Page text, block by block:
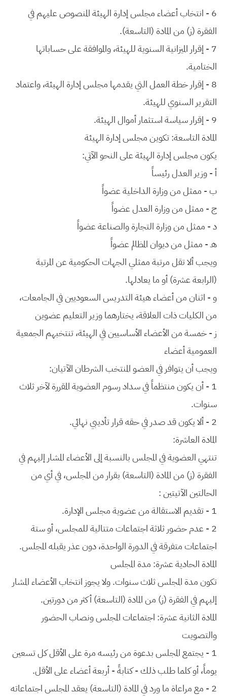
6 - انتخاب أعضاء مجلس إدارة الهيئة المنصوص عليهم في
الفقرة (ز) من المادة (التاسعة).
7 - إقرار الميزانية السنوية للهيئة، والموافقة على حساباتها
الختامية.
8 - إقرار خطة العمل التي يقدمها مجلس إدارة الهيئة، واعتماد
التقرير السنوي للهيئة.
9 - إقرار سياسة استثمار أموال الهيئة.
المادة التاسعة: تكوين مجلس إدارة الهيئة
يكون مجلس إدارة الهيئة على النحو الآتي:
أ - وزير العدلرئيساً
ب - ممثل من وزارة الداخليةعضواً
ج - ممثل من وزارة العدلعضواً
د - ممثل من وزارة التجارة والصناعةعضواً
هـ - ممثل من ديوان المظالم عضواً
ويجب ألا تقل مرتبة ممثلي الجهات الحكومية عن المرتبة
(الرابعة عشرة) أو ما يعادلها.
و - اثنان من أعضاء هيئة التدريس السعوديين في الجامعات،
من الكليات ذات العلاقة، يختارهما وزير التعليم عضوين
ز - خمسة من الأعضاء الأساسيين في الهيئة، تنتخبهم الجمعية
العموميةأعضاء
ويجب أن يتوافر في العضو المنتخب الشرطان الآتيان:
1 - أن يكون منتظماً في سداد رسوم العضوية المقررة لآخر ثلاث
سنوات.
2 - ألا يكون قد صدر في حقه قرار تأديبي نهائي.
المادة العاشرة:
تنتهي العضوية في المجلس بالنسبة إلى الأعضاء المشار إليهم في
الفقرة (ز) من المادة (التاسعة) بقرار من المجلس، في أي من
الحالتين الآتيتين :
1 - تقديم الاستقالة من عضوية مجلس الإدارة.
2 - عدم حضور ثلاثة اجتماعات متتالية للمجلس، أو ستة
اجتماعات متفرقة في الدورة الواحدة، دون عذر يقبله المجلس.
المادة الحادية عشرة: مدة المجلس
تكون مدة المجلس ثلاث سنوات. ولا يجوز انتخاب الأعضاء المشار
إليهم في الفقرة (ز) من المادة (التاسعة) أكثر من دورتين.
المادة الثانية عشرة: اجتماعات المجلس ونصاب الحضور
والتصويت
1 - يجتمع المجلس بدعوة من رئيسه مرة على الأقل كل تسعين
يوماً، أو كلما طلب ذلك - كتابةً - أربعة أعضاء على الأقل.
2 - مع مراعاة ما ورد في المادة (التاسعة) يعقد المجلس اجتماعاته